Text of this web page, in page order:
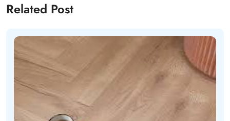
Related Post